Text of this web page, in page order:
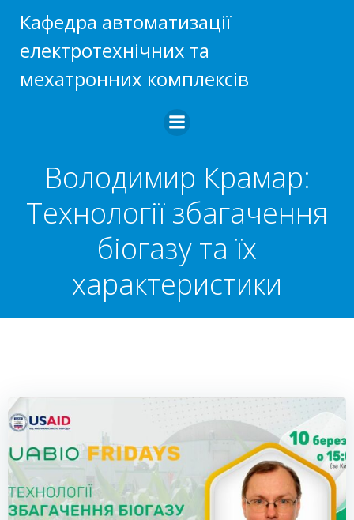
до
вмісту
Кафедра автоматизації
електротехнічних та
мехатронних комплексів
Володимир Крамар:
Технології збагачення
біогазу та їх
характеристики